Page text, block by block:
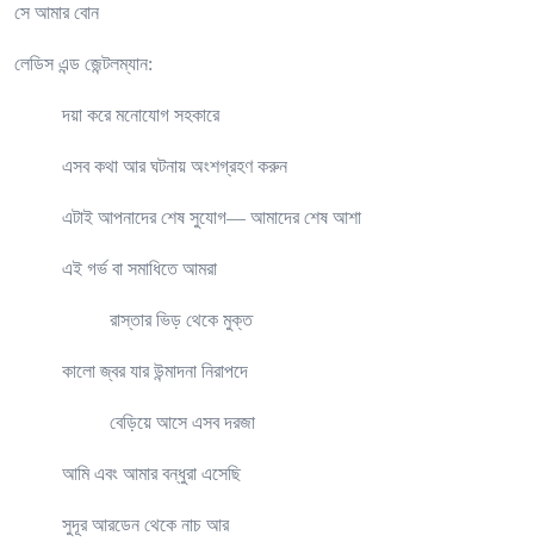
সে আমার বোন
লেডিস এন্ড জেন্টলম্যান:
দয়া করে মনোযোগ সহকারে
এসব কথা আর ঘটনায় অংশগ্রহণ করুন
এটাই আপনাদের শেষ সুযোগ— আমাদের শেষ আশা
এই গর্ভ বা সমাধিতে আমরা
রাস্তার ভিড় থেকে মুক্ত
কালো জ্বর যার উন্মাদনা নিরাপদে
বেড়িয়ে আসে এসব দরজা
আমি এবং আমার বন্ধুরা এসেছি
সুদূর আরডেন থেকে নাচ আর